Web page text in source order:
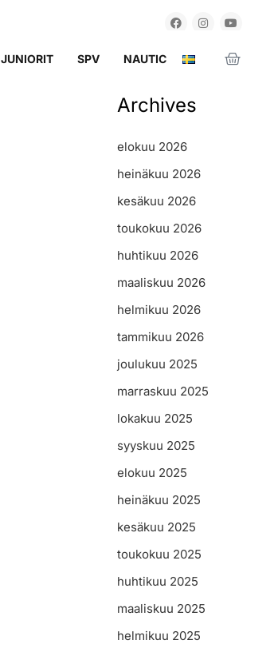
JUNIORIT SPV NAUTIC
Archives
elokuu 2026
heinäkuu 2026
kesäkuu 2026
toukokuu 2026
huhtikuu 2026
maaliskuu 2026
helmikuu 2026
tammikuu 2026
joulukuu 2025
marraskuu 2025
lokakuu 2025
syyskuu 2025
elokuu 2025
heinäkuu 2025
kesäkuu 2025
toukokuu 2025
huhtikuu 2025
maaliskuu 2025
helmikuu 2025